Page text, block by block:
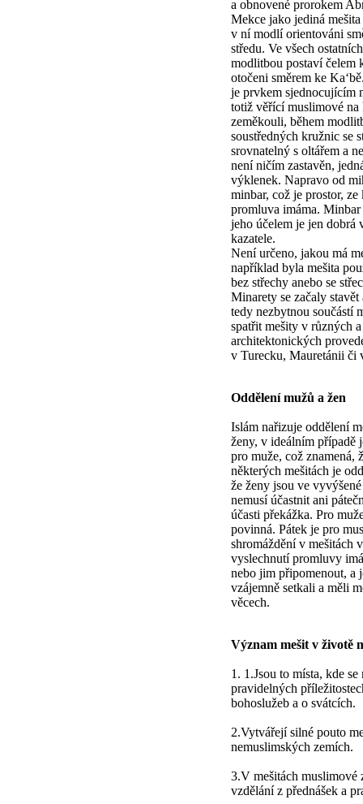
a obnovené prorokem
Mekce jako jediná
v ní modlí orientováni
středu. Ve všech
modlitbou postaví čelem
otočeni směrem ke
je prvkem sjednocujícím
totiž věřící muslimové na
zeměkouli, během
soustředných kružnic se
srovnatelný s oltářem a
není ničím zastavěn,
výklenek. Napravo od
minbar, což je prostor,
promluva imáma.
jeho účelem je jen dobrá
kazatele.
Není určeno, jakou má
například byla mešita
bez střechy anebo se
Minarety se začaly
tedy nezbytnou součástí
spatřit mešity v různých
architektonických
v Turecku, Mauretánii či
Oddělení mužů a žen
Islám nařizuje oddělení
ženy, v ideálním případě
pro muže, což znamená,
některých mešitách je
že ženy jsou ve
nemusí účastnit ani
účasti překážka. Pro
povinná. Pátek je pro
shromáždění v mešitách
vyslechnutí promluvy
nebo jim připomenout, a
vzájemně setkali a měli
věcech.
Význam mešit v životě
1. 1.Jsou to místa, kde
pravidelných
bohoslužeb a o svátcích.
2.Vytvářejí silné pouto
nemuslimských zemích.
3.V mešitách muslimové
vzdělání z přednášek a